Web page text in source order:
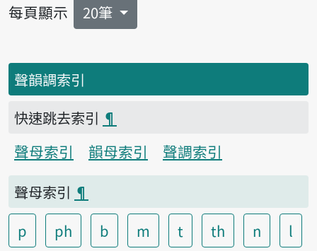
每頁顯示 20筆
聲韻調索引
快速跳去索引 ¶
聲母索引
韻母索引
聲調索引
聲母索引 ¶
p
ph b m t th n
l